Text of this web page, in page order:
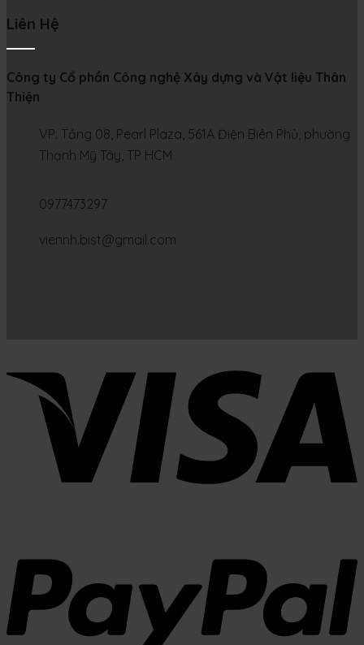
Liên Hệ
Công ty Cổ phần Công nghệ Xây dựng và Vật liệu Thân
Thiện
VP: Tầng 08, Pearl Plaza, 561A Điện Biên Phủ, phường
Thạnh Mỹ Tây, TP HCM
0977473297
viennh.bist@gmail.com